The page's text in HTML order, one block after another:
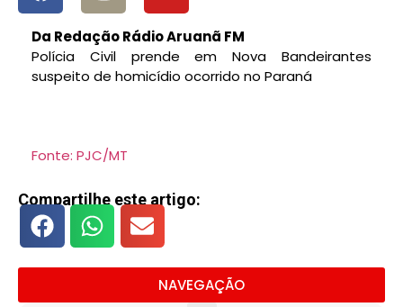
Da Redação Rádio Aruanã FM
Polícia Civil prende em Nova Bandeirantes
suspeito de homicídio ocorrido no Paraná
Fonte: PJC/MT
Compartilhe este artigo:
NAVEGAÇÃO